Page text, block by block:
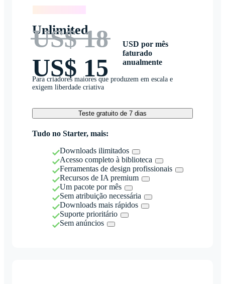
Unlimited
US$ 18
US$ 15
USD por mês
faturado
anualmente
Para criadores maiores que produzem em escala e
exigem liberdade criativa
Teste gratuito de 7 dias
Tudo no Starter, mais:
Downloads ilimitados
Acesso completo à biblioteca
Ferramentas de design profissionais
Recursos de IA premium
Um pacote por mês
Sem atribuição necessária
Downloads mais rápidos
Suporte prioritário
Sem anúncios